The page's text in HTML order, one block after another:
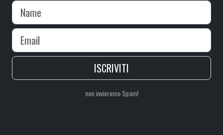
ISCRIVITI
non invieremo Spam!